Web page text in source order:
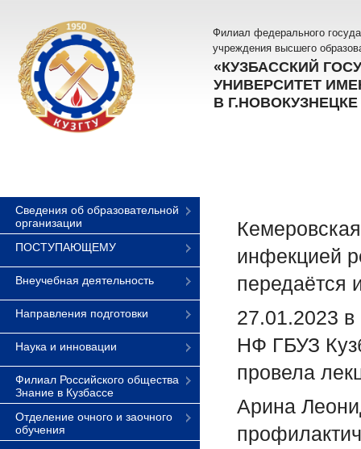
Филиал федерального
учреждения высшего
«КУЗБАССКИЙ
УНИВЕРСИТЕТ
В Г.НОВОКУЗНЕЦКЕ
Сведения об образовательной
организации
ПОСТУПАЮЩЕМУ
Внеучебная деятельность
Направления подготовки
Наука и инновации
Филиал Российского общества
Знание в Кузбассе
Отделение очного и заочного
обучения
инфекцией
передаётся
27.01.2023 в
НФ ГБУЗ
провела
Арина